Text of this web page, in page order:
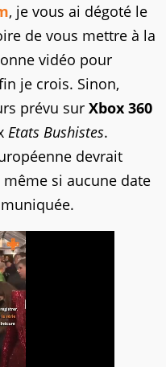
, je vous ai dégoté le
de vous mettre à la
vidéo pour
je crois. Sinon,
prévu sur Xbox 360
Etats Bushistes.
devrait
si aucune date